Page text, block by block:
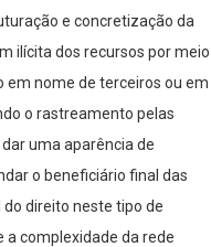
e concretização da
ilícita dos recursos por meio
em nome de terceiros ou em
o rastreamento pelas
uma aparência de
o beneficiário final das
direito neste tipo de
complexidade da rede